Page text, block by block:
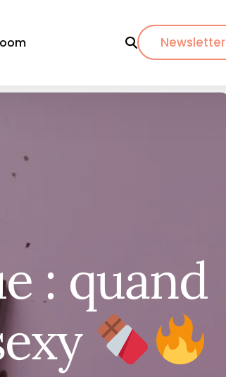
Bordeaux
Lyon
Montpellier
Nice
Paris
Maritimes
Maritime
Garonne
Savoie
Nantes
Montpellier
Newsletter
: quand